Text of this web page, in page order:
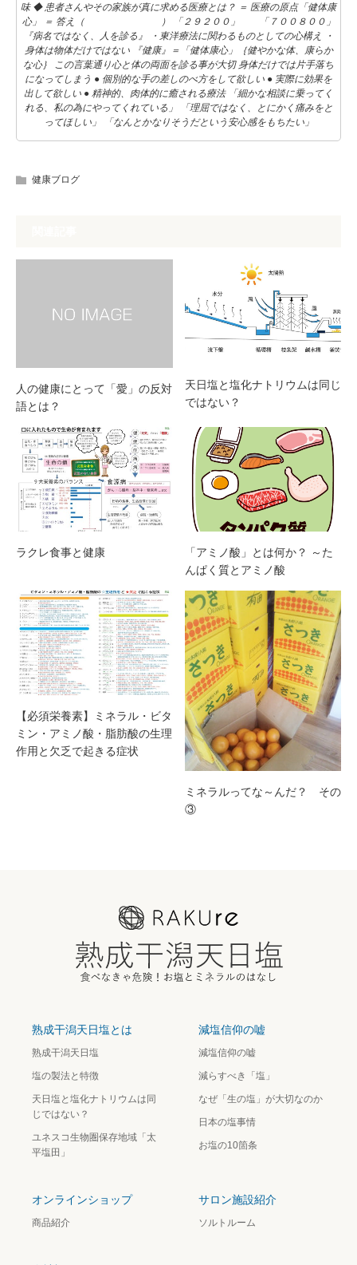
味 ◆ 患者さんやその家族が真に求める医療とは？ ＝ 医療の原点「健体康
心」 ＝ 答え（ ） 「２９２００」 「７００８００」
『病名ではなく、人を診る』 ・東洋療法に関わるものとしての心構え ・
身体は物体だけではない 『健康』＝「健体康心」｛健やかな体、康らか
な心｝ この言葉通り心と体の両面を診る事が大切 身体だけでは片手落ち
になってしまう ● 個別的な手の差しのべ方をして欲しい ● 実際に効果を
出して欲しい ● 精神的、肉体的に癒される療法 「細かな相談に乗ってく
れる、私の為にやってくれている」 「理屈ではなく、とにかく痛みをと
ってほしい」 「なんとかなりそうだという安心感をもちたい」
健康ブログ
人の健康にとって「愛」の反対
語とは？
天日塩と塩化ナトリウムは同じ
ではない？
ラクレ食事と健康
「アミノ酸」とは何か？ ～た
んぱく質とアミノ酸
【必須栄養素】ミネラル・ビタ
ミン・アミノ酸・脂肪酸の生理
作用と欠乏で起きる症状
ミネラルってな～んだ？ その
③
熟成干潟天日塩とは
熟成干潟天日塩
塩の製法と特徴
天日塩と塩化ナトリウムは同
じではない？
ユネスコ生物圏保存地域「太
平塩田」
減塩信仰の嘘
減塩信仰の嘘
減らすべき「塩」
なぜ「生の塩」が大切なのか
日本の塩事情
お塩の10箇条
オンラインショップ
商品紹介
サロン施設紹介
ソルトルーム